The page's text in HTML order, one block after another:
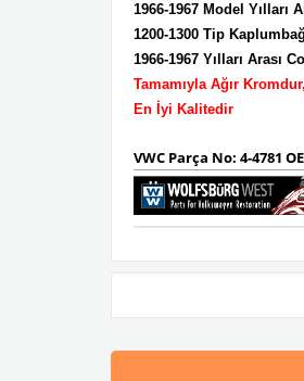
1966-1967 Model Yılları
1200-1300 Tip
1966-1967 Yılları Arası
Tamamıyla Ağır
En İyi Kalitedir
VWC Parça No: 4-4781